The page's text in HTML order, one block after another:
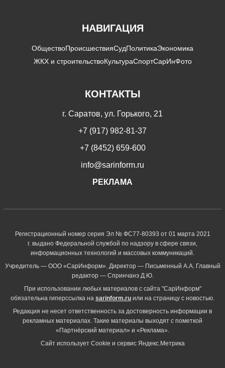
НАВИГАЦИЯ
ОбществоПроисшествияСудПолитикаЭкономика
ЖКХ и строительствоКультураСпортСарИнФото
КОНТАКТЫ
г. Саратов, ул. Горького, 21
+7 (917) 982-81-37
+7 (8452) 659-600
info@sarinform.ru
РЕКЛАМА
Регистрационный номер серия Эл № ФС77-80393 от 01 марта 2021
г. выдано Федеральной службой по надзору в сфере связи,
информационных технологий и массовых коммуникаций.
Учредитель — ООО «СарИнформ». Директор — Письменный А.А. Главный
редактор — Спринчанэ Д.Ю.
При использовании любых материалов с сайта "СарИнформ"
обязательна гиперссылка на sarinform.ru или на страницу с новостью.
Редакция не несет ответственность за достоверность информации в
рекламных материалах. Такие материалы выходят с пометкой
«Партнёрский материал» и «Реклама».
Сайт использует Cookie и сервиc Яндекс.Метрика